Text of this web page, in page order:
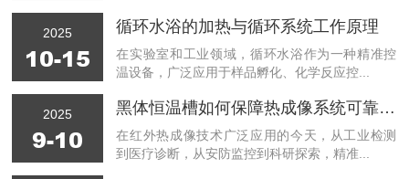
2025
10-15
循环水浴的加热与循环系统工作原理
在实验室和工业领域，循环水浴作为一种精准控
温设备，广泛应用于样品孵化、化学反应控...
2025
9-10
黑体恒温槽如何保障热成像系统可靠性？
在红外热成像技术广泛应用的今天，从工业检测
到医疗诊断，从安防监控到科研探索，精准...